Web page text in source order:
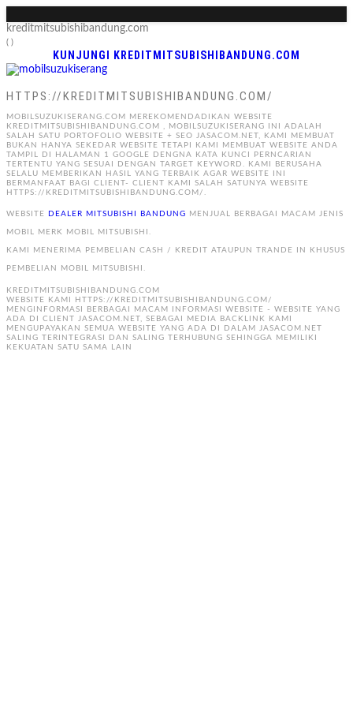
kreditmitsubishibandung.com
( )
KUNJUNGI KREDITMITSUBISHIBANDUNG.COM
HTTPS://KREDITMITSUBISHIBANDUNG.COM/
MOBILSUZUKISERANG.COM MEREKOMENDADIKAN WEBSITE
KREDITMITSUBISHIBANDUNG.COM , MOBILSUZUKISERANG INI ADALAH
SALAH SATU PORTOFOLIO WEBSITE + SEO JASACOM.NET, KAMI MEMBUAT
BUKAN HANYA SEKEDAR WEBSITE TETAPI KAMI MEMBUAT WEBSITE ANDA
TAMPIL DI HALAMAN 1 GOOGLE DENGNA KATA KUNCI PERNCARIAN
TERTENTU YANG SESUAI DENGAN TARGET KEYWORD. KAMI BERUSAHA
SELALU MEMBERIKAN HASIL YANG TERBAIK AGAR WEBSITE INI
BERMANFAAT BAGI CLIENT- CLIENT KAMI SALAH SATUNYA WEBSITE
HTTPS://KREDITMITSUBISHIBANDUNG.COM/.
WEBSITE DEALER MITSUBISHI BANDUNG MENJUAL BERBAGAI MACAM JENIS
MOBIL MERK MOBIL MITSUBISHI.
KAMI MENERIMA PEMBELIAN CASH / KREDIT ATAUPUN TRANDE IN KHUSUS
PEMBELIAN MOBIL MITSUBISHI.
KREDITMITSUBISHIBANDUNG.COM
WEBSITE KAMI HTTPS://KREDITMITSUBISHIBANDUNG.COM/
MENGINFORMASI BERBAGAI MACAM INFORMASI WEBSITE - WEBSITE YANG
ADA DI CLIENT JASACOM.NET, SEBAGAI MEDIA BACKLINK KAMI
MENGUPAYAKAN SEMUA WEBSITE YANG ADA DI DALAM JASACOM.NET
SALING TERINTEGRASI DAN SALING TERHUBUNG SEHINGGA MEMILIKI
KEKUATAN SATU SAMA LAIN